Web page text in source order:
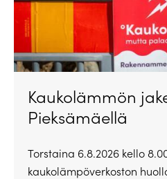
Kaukolämmön
Pieksämäellä
Torstaina 6.8.2026 kello
kaukolämpöverkoston